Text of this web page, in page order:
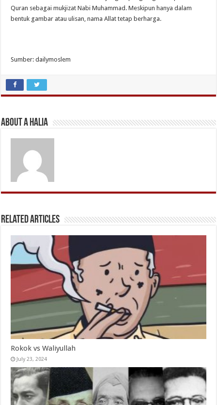
Quran sebagai mukjizat Nabi Muhammad. Meskipun hanya dalam
bentuk gambar atau ulisan, nama Allat tetap berharga.
Sumber: dailymoslem
About A Halia
Related Articles
Rokok vs Waliyullah
July 23, 2024